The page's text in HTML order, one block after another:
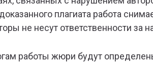
плагиата работа
не несут ответственности за
работы жюри будут